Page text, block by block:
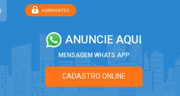
ANUNCIE AQUI
MENSAGEM WHATS APP
CADASTRO ONLINE